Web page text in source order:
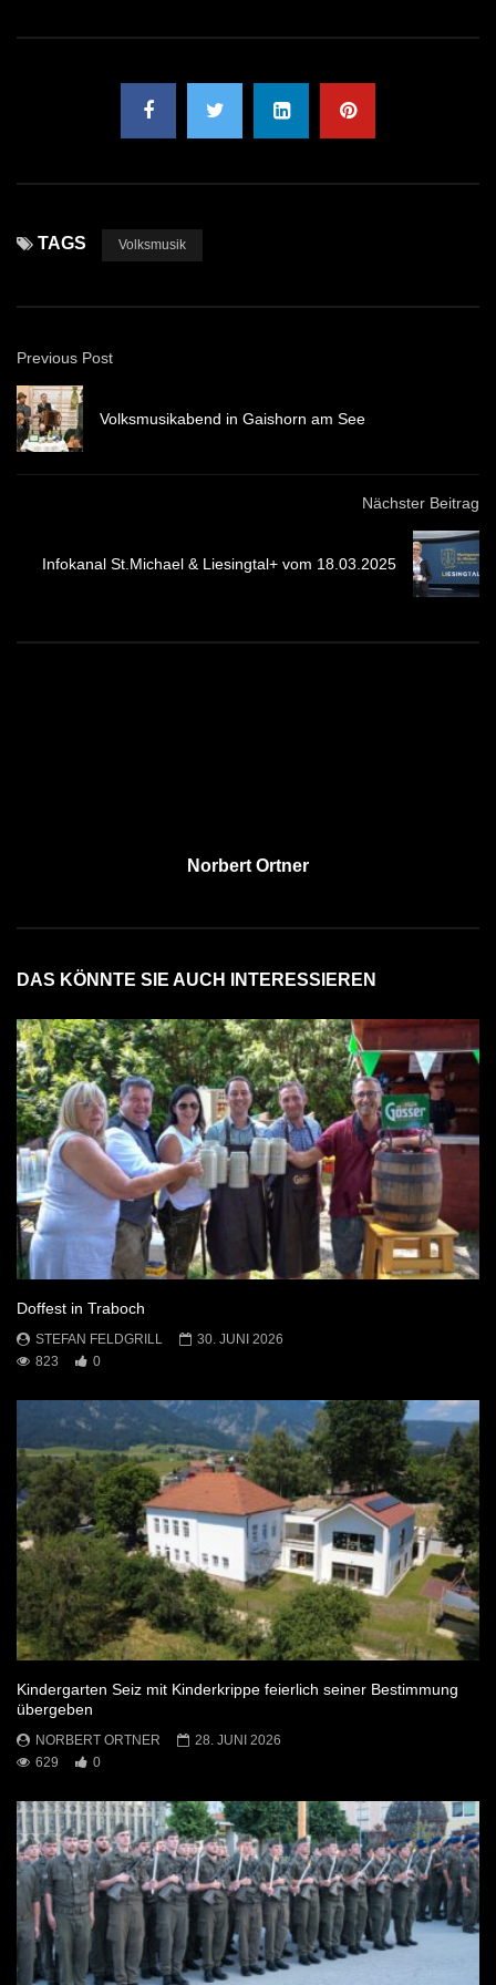
TAGS Volksmusik
Previous Post
Volksmusikabend in Gaishorn am See
Nächster Beitrag
Infokanal St.Michael & Liesingtal+ vom 18.03.2025
Norbert Ortner
DAS KÖNNTE SIE AUCH INTERESSIEREN
Doffest in Traboch
STEFAN FELDGRILL
30. JUNI 2026
823
0
Kindergarten Seiz mit Kinderkrippe feierlich seiner Bestimmung
übergeben
NORBERT ORTNER
28. JUNI 2026
629
0